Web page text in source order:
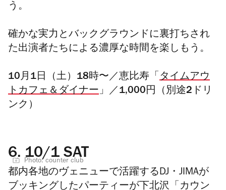
う。
確かな実力とバックグラウンドに裏打ちされ
た出演者たちによる濃厚な時間を楽しもう。
10月1日（土）18時〜／恵比寿「 タイムアウ
トカフェ＆ダイナー」／1,000円（別途2ドリ
ンク）
6. 10/1 SAT
Photo: counter club
都内各地のヴェニューで活躍するDJ・JIMAが
ブッキングしたパーティーが下北沢「カウン